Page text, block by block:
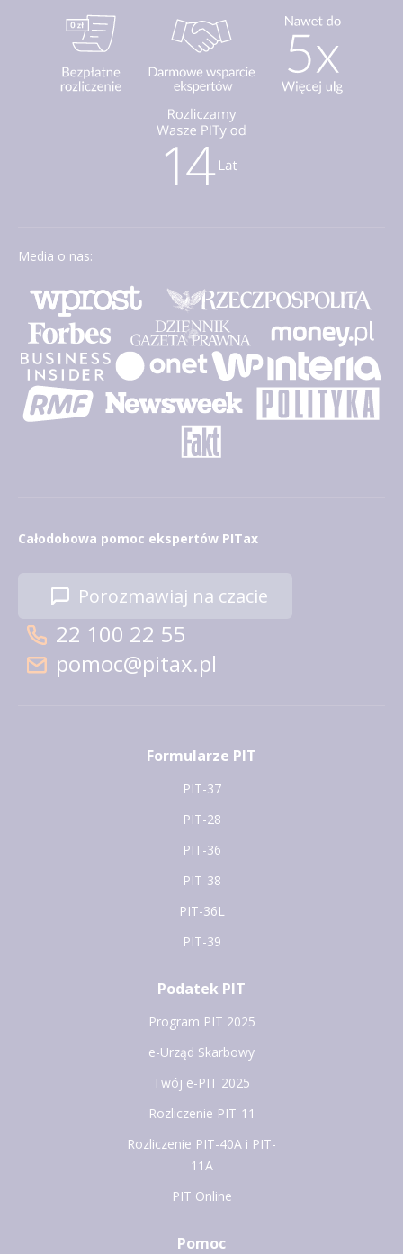
Media o nas:
Całodobowa pomoc ekspertów PITax
Porozmawiaj na czacie
22 100 22 55
pomoc@pitax.pl
Formularze PIT
PIT-37
PIT-28
PIT-36
PIT-38
PIT-36L
PIT-39
Podatek PIT
Program PIT 2025
e-Urząd Skarbowy
Twój e-PIT 2025
Rozliczenie PIT-11
Rozliczenie PIT-40A i PIT-
11A
PIT Online
Pomoc